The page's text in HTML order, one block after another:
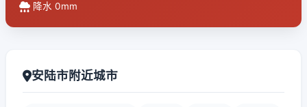
降水 0mm
安陆市附近城市